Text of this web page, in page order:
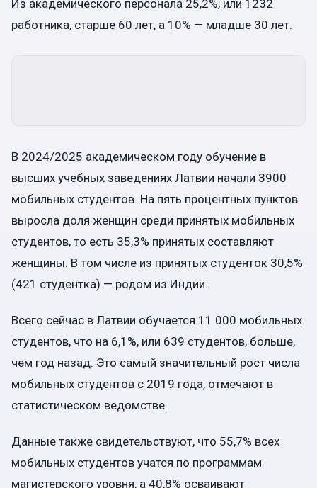
Из академического персонала 25,2%, или 1232
работника, старше 60 лет, а 10% — младше 30 лет.
В 2024/2025 академическом году обучение в
высших учебных заведениях Латвии начали 3900
мобильных студентов. На пять процентных пунктов
выросла доля женщин среди принятых мобильных
студентов, то есть 35,3% принятых составляют
женщины. В том числе из принятых студенток 30,5%
(421 студентка) — родом из Индии.
Всего сейчас в Латвии обучается 11 000 мобильных
студентов, что на 6,1%, или 639 студентов, больше,
чем год назад. Это самый значительный рост числа
мобильных студентов с 2019 года, отмечают в
статистическом ведомстве.
Данные также свидетельствуют, что 55,7% всех
мобильных студентов учатся по программам
магистерского уровня, а 40,8% осваивают